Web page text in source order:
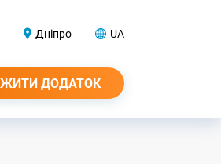
Дніпро UA
ДОДАТОК